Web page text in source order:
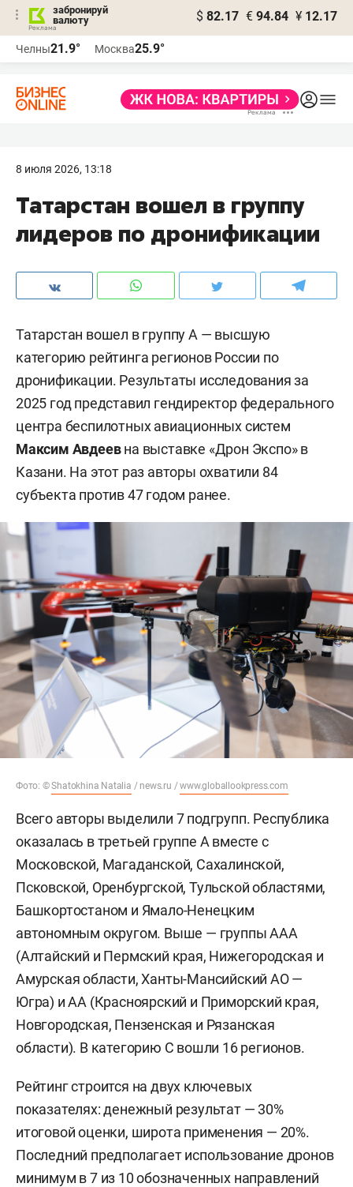
забронируй
валюту
$ 82.17 € 94.84 ¥ 12.17
Челны21.9° Москва25.9°
8 июля 2026, 13:18
Татарстан вошел в группу
лидеров по дронификации
Татарстан вошел в группу А — высшую
категорию рейтинга регионов России по
дронификации. Результаты исследования за
2025 год представил гендиректор федерального
центра беспилотных авиационных систем
Максим Авдеевна выставке «Дрон Экспо» в
Казани. На этот раз авторы охватили 84
субъекта против 47 годом ранее.
Фото: ©Shatokhina Natalia / news.ru /www.globallookpress.com
Всего авторы выделили 7 подгрупп. Республика
оказалась в третьей группе А вместе с
Московской, Магаданской, Сахалинской,
Псковской, Оренбургской, Тульской областями,
Башкортостаном и Ямало-Ненецким
автономным округом. Выше — группы ААА
(Алтайский и Пермский края, Нижегородская и
Амурская области, Ханты-Мансийский АО —
Югра) и АА (Красноярский и Приморский края,
Новгородская, Пензенская и Рязанская
области). В категорию C вошли 16 регионов.
Рейтинг строится на двух ключевых
показателях: денежный результат — 30%
итоговой оценки, широта применения — 20%.
Последний предполагает использование дронов
минимум в 7 из 10 обозначенных направлений